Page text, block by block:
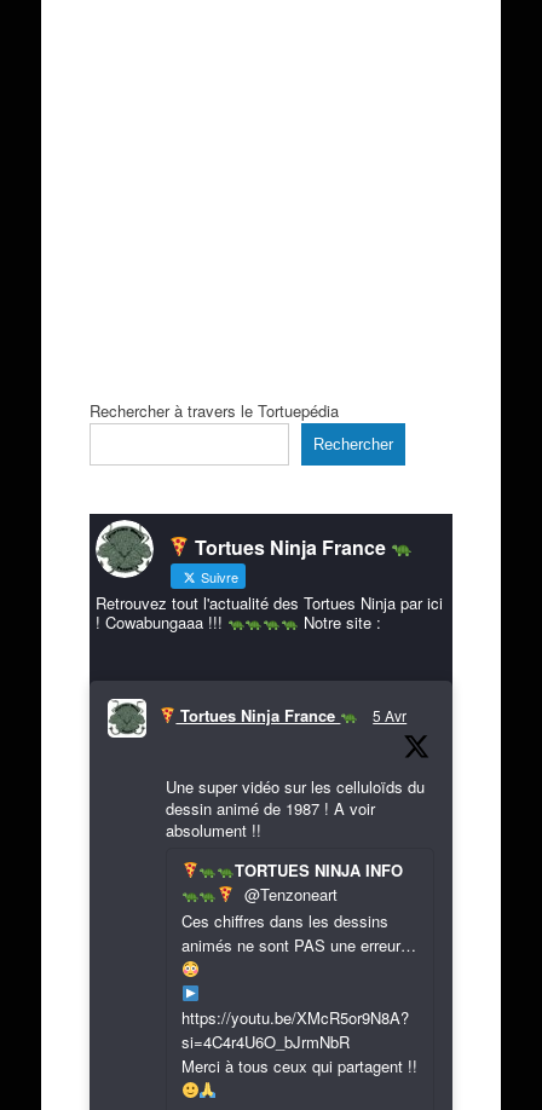
Rechercher à travers le Tortuepédia
Rechercher
Tortues Ninja France
Suivre
Retrouvez tout l'actualité des Tortues Ninja par ici
! Cowabungaaa !!!
Notre site :
Tortues Ninja France 5 Avr
Une super vidéo sur les celluloïds du
dessin animé de 1987 ! A voir
absolument !!
TORTUES NINJA INFO
@Tenzoneart
Ces chiffres dans les dessins
animés ne sont PAS une erreur…
https://youtu.be/XMcR5or9N8A?
si=4C4r4U6O_bJrmNbR
Merci à tous ceux qui partagent !!